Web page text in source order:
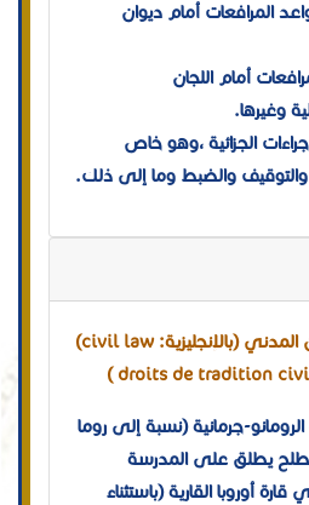
المرافعات أمام ديوان
أمام اللجان
وغيرها.
الجزائية ،وهو خاص
والتوقيف والضبط وما إلى ذلك.
القانون المدني القانون المدني (بالإنجليزية: civil law)
جرمانية (نسبة إلى روما
يطلق على المدرسة
أوروبا القارية (باستثناء